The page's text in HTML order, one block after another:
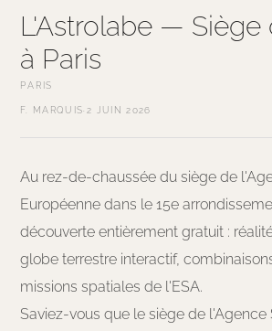
L'Astrolabe — Siège
à Paris
PARIS
F. MARQUIS· 2 JUIN 2026
Au rez-de-chaussée du siège de
Européenne dans le 15e
découverte entièrement gratuit :
globe terrestre interactif,
missions spatiales de l'ESA.
Saviez-vous que le siège de l'Agence